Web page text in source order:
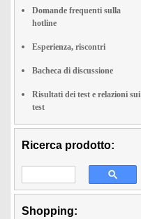
Domande frequenti sulla
hotline
Esperienza, riscontri
Bacheca di discussione
Risultati dei test e relazioni sui
test
Ricerca prodotto:
Shopping: